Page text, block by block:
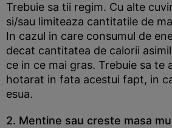
Trebuie sa tii regim. Cu alte
si/sau limiteaza cantitatile de
In cazul in care consumul de
decat cantitatea de calorii
ce in ce mai gras. Trebuie sa te
hotarat in fata acestui fapt, in
esua.
2. Mentine sau creste masa